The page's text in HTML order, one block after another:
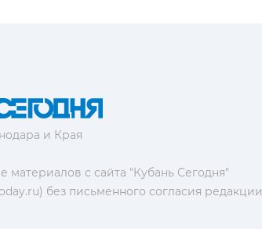
и Края
материалов с сайта "Кубань Сегодня"
без письменного согласия редакции